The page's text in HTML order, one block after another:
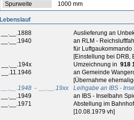
Spurweite
1000 mm
Lebenslauf
__.__.1888
Auslieferung an
__.__.1940
an RLM -
für Luftgaukommando
[Einstellung bei DRB,
__.__.194x
Umzeichnung in 918
__.11.1946
an Gemeinde
[Übernahme
__.__.1948 - __.__.19xx
Leihgabe an IBS -
__.__.1949
an IBS - Inselbahn
__.__.1971
Abstellung im
[10.08.1979 vh]